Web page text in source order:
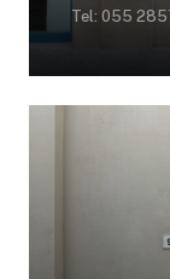
Tel: 055